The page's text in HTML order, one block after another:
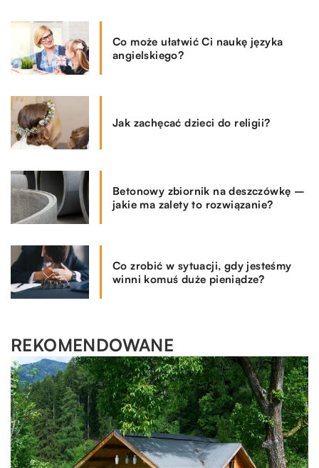
Co może ułatwić Ci naukę języka
angielskiego?
Jak zachęcać dzieci do religii?
Betonowy zbiornik na deszczówkę –
jakie ma zalety to rozwiązanie?
Co zrobić w sytuacji, gdy jesteśmy
winni komuś duże pieniądze?
REKOMENDOWANE